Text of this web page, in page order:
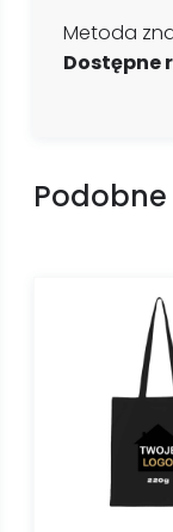
Metoda
Dostępne